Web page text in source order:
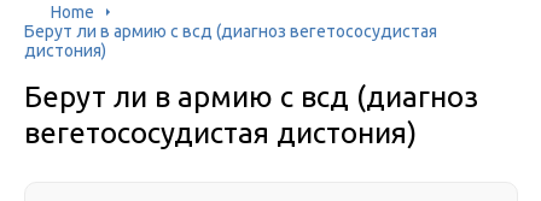
Home
Берут ли в армию с всд (диагноз вегетососудистая
дистония)
Берут ли в армию с всд (диагноз
вегетососудистая дистония)